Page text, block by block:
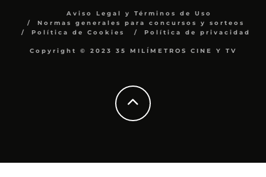
Aviso Legal y Términos de Uso
Normas generales para concursos y sorteos
Política de Cookies
Política de privacidad
Copyright © 2023 35 MILÍMETROS CINE Y TV